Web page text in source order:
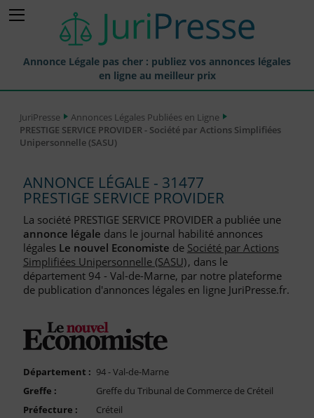
Annonce Légale pas cher : publiez vos annonces légales
en ligne au meilleur prix
Annonces Légales Publiées
Journaux Habilités (JAL) Annonces Légales
Liste des Greffes
Liste des CCI
Le Blog pour les Entreprises
Nous Contacter
Compte PRO
JuriPresse
Annonces Légales Publiées en Ligne
PRESTIGE SERVICE PROVIDER - Société par Actions Simplifiées
Unipersonnelle (SASU)
ANNONCE LÉGALE - 31477
PRESTIGE SERVICE PROVIDER
La société PRESTIGE SERVICE PROVIDER a publiée une
annonce légale dans le journal habilité annonces
légales Le nouvel Economiste de Société par Actions
Simplifiées Unipersonnelle (SASU), dans le
département 94 - Val-de-Marne, par notre plateforme
de publication d'annonces légales en ligne JuriPresse.fr.
Département : 94 - Val-de-Marne
Greffe :
Greffe du Tribunal de Commerce de Créteil
Préfecture :
Créteil